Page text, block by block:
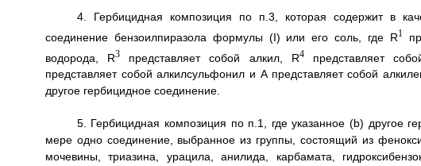
4. Гербицидная композиция по п.3, которая содержит в
соединение бензоилпиразола формулы (I) или его соль, где R1
водорода, R3 представляет собой алкил, R4представляет
представляет собой алкилсульфонил и A представляет собой
другое гербицидное соединение.
5. Гербицидная композиция по п.1, где указанное (b) другое
мере одно соединение, выбранное из группы, состоящий из
мочевины, триазина, урацила, анилида, карбамата,